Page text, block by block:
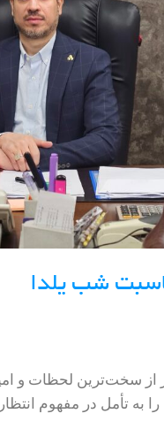
شب یلدا
از سخت‌ترین لحظات و
به تأمل در مفهوم